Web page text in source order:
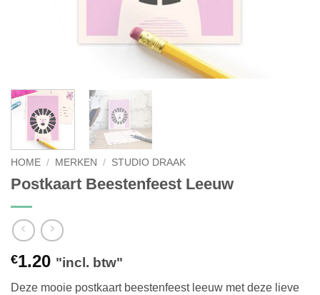
HOME / MERKEN / STUDIO DRAAK
Postkaart Beestenfeest Leeuw
€1.20 "incl. btw"
Deze mooie postkaart beestenfeest leeuw met deze lieve